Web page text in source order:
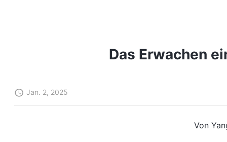
Das Erwachen
Jan. 2, 2025
Von